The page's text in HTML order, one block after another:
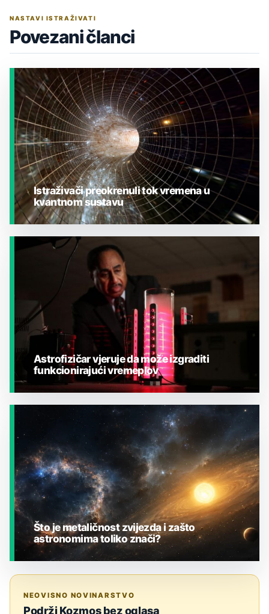
NASTAVI ISTRAŽIVATI
Povezani članci
JESTE LI ZNALI?
Istraživači preokrenuli tok vremena u
kvantnom sustavu
JESTE LI ZNALI?
Astrofizičar vjeruje da može izgraditi
funkcionirajući vremeplov
Što je metaličnost zvijezda i zašto
astronomima toliko znači?
NEOVISNO NOVINARSTVO
Podrži Kozmos bez oglasa